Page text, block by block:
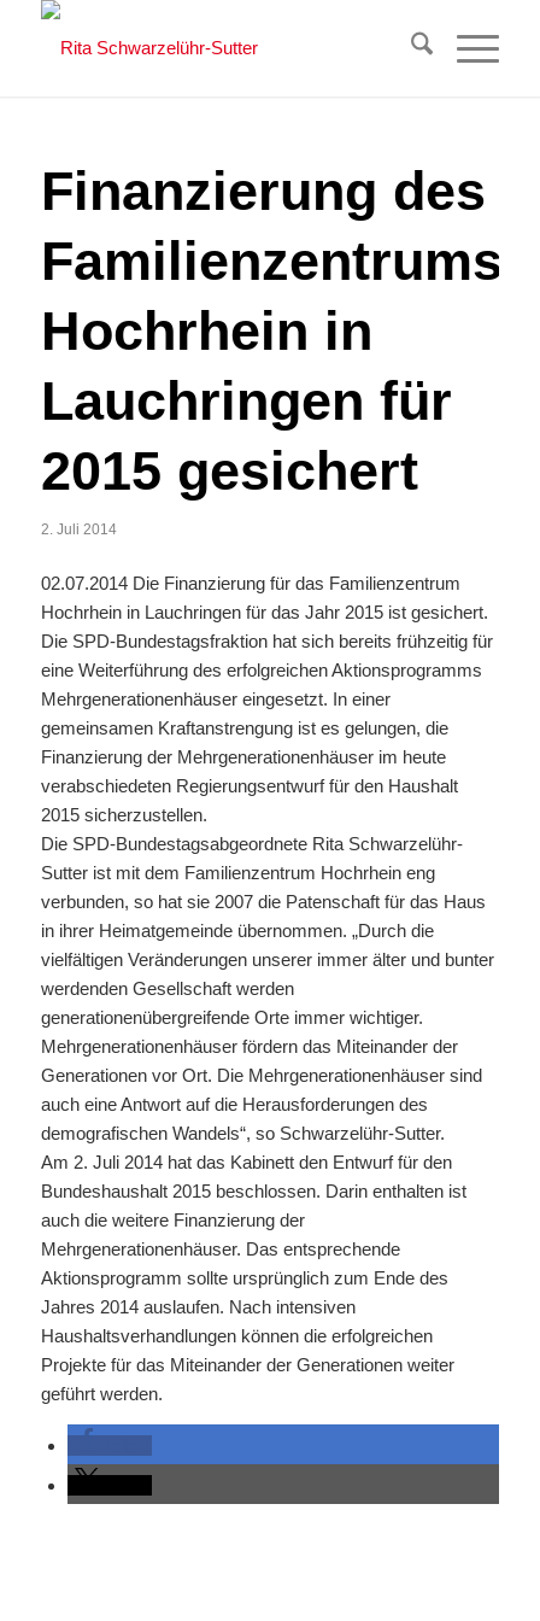
Finanzierung des
Familienzentrums
Hochrhein in
Lauchringen für
2015 gesichert
2. Juli 2014
02.07.2014 Die Finanzierung für das Familienzentrum
Hochrhein in Lauchringen für das Jahr 2015 ist gesichert.
Die SPD-Bundestagsfraktion hat sich bereits frühzeitig für
eine Weiterführung des erfolgreichen Aktionsprogramms
Mehrgenerationenhäuser eingesetzt. In einer
gemeinsamen Kraftanstrengung ist es gelungen, die
Finanzierung der Mehrgenerationenhäuser im heute
verabschiedeten Regierungsentwurf für den Haushalt
2015 sicherzustellen.
Die SPD-Bundestagsabgeordnete Rita Schwarzelühr-
Sutter ist mit dem Familienzentrum Hochrhein eng
verbunden, so hat sie 2007 die Patenschaft für das Haus
in ihrer Heimatgemeinde übernommen. „Durch die
vielfältigen Veränderungen unserer immer älter und bunter
werdenden Gesellschaft werden
generationenübergreifende Orte immer wichtiger.
Mehrgenerationenhäuser fördern das Miteinander der
Generationen vor Ort. Die Mehrgenerationenhäuser sind
auch eine Antwort auf die Herausforderungen des
demografischen Wandels“, so Schwarzelühr-Sutter.
Am 2. Juli 2014 hat das Kabinett den Entwurf für den
Bundeshaushalt 2015 beschlossen. Darin enthalten ist
auch die weitere Finanzierung der
Mehrgenerationenhäuser. Das entsprechende
Aktionsprogramm sollte ursprünglich zum Ende des
Jahres 2014 auslaufen. Nach intensiven
Haushaltsverhandlungen können die erfolgreichen
Projekte für das Miteinander der Generationen weiter
geführt werden.